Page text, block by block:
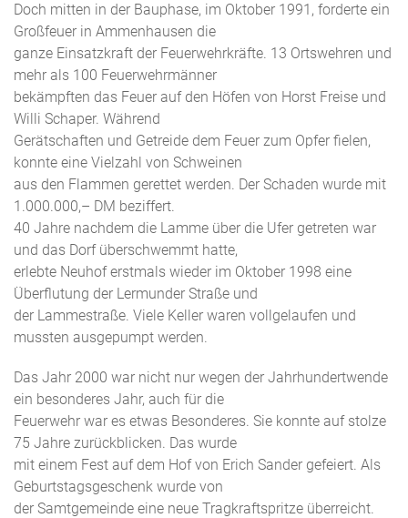
Doch mitten in der Bauphase, im Oktober 1991, forderte ein
Großfeuer in Ammenhausen die
ganze Einsatzkraft der Feuerwehrkräfte. 13 Ortswehren und
mehr als 100 Feuerwehrmänner
bekämpften das Feuer auf den Höfen von Horst Freise und
Willi Schaper. Während
Gerätschaften und Getreide dem Feuer zum Opfer fielen,
konnte eine Vielzahl von Schweinen
aus den Flammen gerettet werden. Der Schaden wurde mit
1.000.000,– DM beziffert.
40 Jahre nachdem die Lamme über die Ufer getreten war
und das Dorf überschwemmt hatte,
erlebte Neuhof erstmals wieder im Oktober 1998 eine
Überflutung der Lermunder Straße und
der Lammestraße. Viele Keller waren vollgelaufen und
mussten ausgepumpt werden.
Das Jahr 2000 war nicht nur wegen der Jahrhundertwende
ein besonderes Jahr, auch für die
Feuerwehr war es etwas Besonderes. Sie konnte auf stolze
75 Jahre zurückblicken. Das wurde
mit einem Fest auf dem Hof von Erich Sander gefeiert. Als
Geburtstagsgeschenk wurde von
der Samtgemeinde eine neue Tragkraftspritze überreicht.